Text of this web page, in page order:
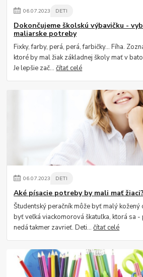
06.07.2023 DETI
Dokončujeme školskú výbavičku -
maliarske potreby
Fixky, farby, perá, perá, farbičky... Fíha.
ktoré by mal žiak základnej školy mať v
Je lepšie zač...čítať celé
06.07.2023 DETI
Aké písacie potreby by mali mať žiaci?
Študentský peračník môže byť malý
byť veľká viackomorová škatuľka, ktorá sa -
nedá takmer zavrieť. Deti...čítať celé